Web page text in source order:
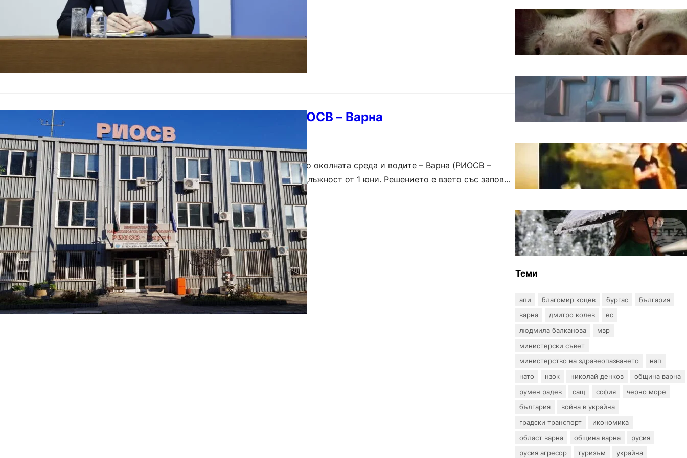
Смениха директора на РИОСВ – Варна
България–01.06.2026
Директорът на Регионална инспекция по околната среда и водите – Варна (РИОСВ –
Варна) Ерджан Ебатин е освободен от длъжност от 1 юни. Решението е взето със заповед
на министъра…
БЪЛГАРИЯ
БАБХ регистрира огнище на
африканска чума по свинете в
стопанство край Варна
БЪЛГАРИЯ
Наркобарон с мрежа от 14
нелегални лаборатории е
задържан у нас
ОБЩЕСТВО
Скандалът в Банско: Имало ли
е провокация от италианските
младежи преди нацистките
нападки?
БЕЗ КАТЕГОРИЯ
Жега до 37°: НИМХ обяви
оранжев и жълт код за опасно
време
Теми
апи благомир коцев бургас
българия
варна
дмитро колев
ес
людмила балканова
мвр
министерски съвет
министерство на здравеопазването
нап
нато
нзок николай денков
община варна
румен радев
сащ софия
черно море
българия
война в украйна
градски транспорт
икономика
област варна
община варна
русия
русия агресор
туризъм украйна